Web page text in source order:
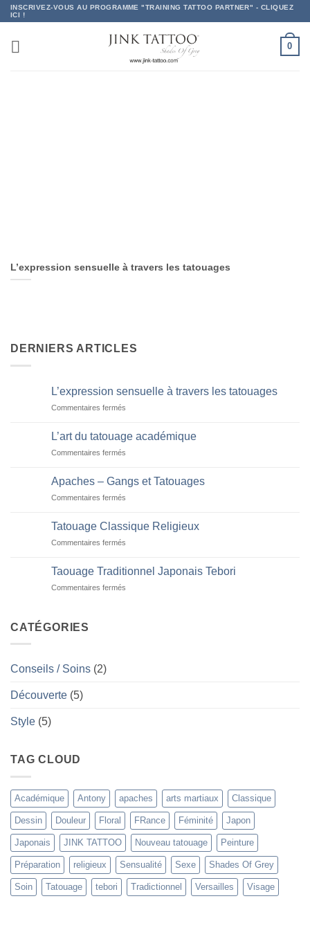
Passer
au
contenu
INSCRIVEZ-VOUS AU PROGRAMME "TRAINING TATTOO PARTNER" - CLIQUEZ
ICI !
0
L’expression sensuelle à travers les tatouages
DERNIERS ARTICLES
L’expression sensuelle à travers les tatouages
Commentaires fermés
à
tatouages
L’art du tatouage académique
Commentaires fermés
tatouage
Apaches – Gangs et Tatouages
Commentaires fermés
–
Gangs
Tatouage Classique Religieux
Commentaires fermés
Classique
Religieux
Taouage Traditionnel Japonais Tebori
Commentaires fermés
CATÉGORIES
Conseils / Soins (2)
Découverte (5)
Style (5)
TAG CLOUD
Académique Antony apaches arts martiaux Classique
Dessin Douleur Floral FRance Féminité Japon
Japonais JINK TATTOO Nouveau tatouage Peinture
Préparation religieux Sensualité Sexe Shades Of Grey
Soin Tatouage tebori Tradictionnel Versailles Visage